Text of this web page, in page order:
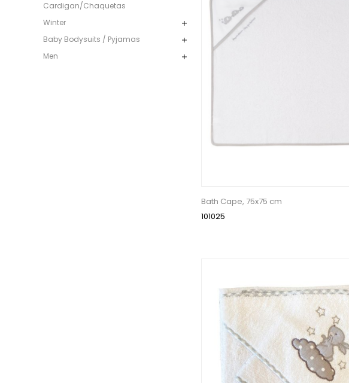
Cardigan/Chaquetas
Winter
Baby Bodysuits / Pyjamas
Men
Bath Cape, 75x75 cm
101025